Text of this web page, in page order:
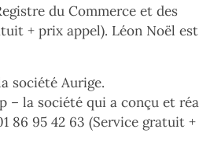
du Commerce et des
+ prix appel). Léon Noël est
société Aurige.
– la société qui a conçu et
86 95 42 63 (Service gratuit +